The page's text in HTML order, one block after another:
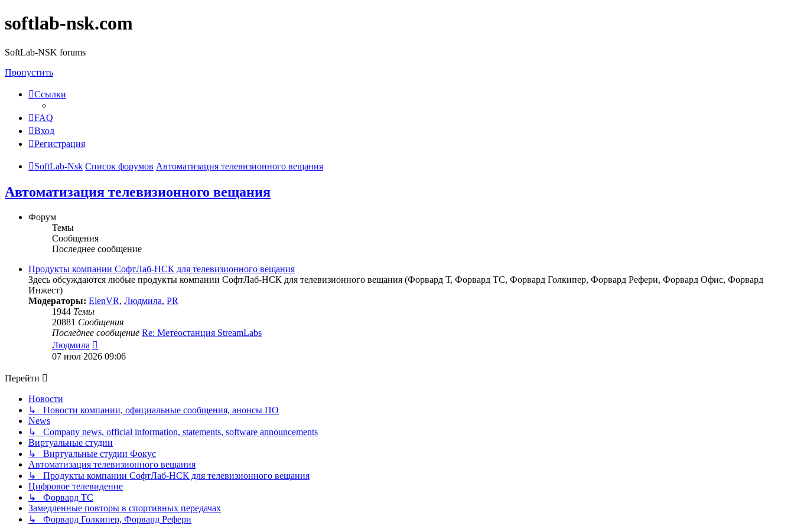
softlab-nsk.com
SoftLab-NSK forums
Пропустить
Ссылки
FAQ
Вход
Регистрация
SoftLab-Nsk Список форумов Автоматизация телевизионного вещания
Автоматизация телевизионного вещания
Форум
Темы
Сообщения
Последнее сообщение
Продукты компании СофтЛаб-НСК для телевизионного вещания
Здесь обсуждаются любые продукты компании СофтЛаб-НСК для телевизионного вещания (Форвард Т, Форвард ТС, Форвард Голкипер, Форвард Рефери, Форвард Офис, Форвард
Инжест)
Модераторы: ElenVR, Людмила, PR
1944 Темы
20881 Сообщения
Последнее сообщение Re: Метеостанция StreamLabs
Людмила
к
07 июл 2026 09:06
Перейти
Новости
↳ Новости компании, официальные сообщения, анонсы ПО
News
↳ Company news, official information, statements, software announcements
Виртуальные студии
↳ Виртуальные студии Фокус
Автоматизация телевизионного вещания
↳ Продукты компании СофтЛаб-НСК для телевизионного вещания
Цифровое телевидение
↳ Форвард ТС
Замедленные повторы в спортивных передачах
↳ Форвард Голкипер, Форвард Рефери